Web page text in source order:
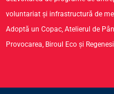
voluntariat și infrastructură de
Adoptă un Copac, Atelierul de
Provocarea, Biroul Eco și